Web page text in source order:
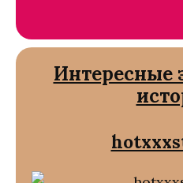
Интересные